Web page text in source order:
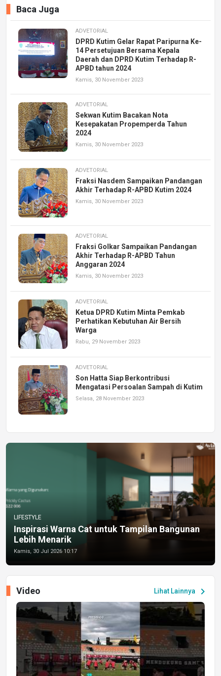
Baca Juga
ADVETORIAL
DPRD Kutim Gelar Rapat Paripurna Ke-
14 Persetujuan Bersama Kepala
Daerah dan DPRD Kutim Terhadap R-
APBD tahun 2024
Kamis, 30 November 2023
ADVETORIAL
Sekwan Kutim Bacakan Nota
Kesepakatan Propemperda Tahun
2024
Kamis, 30 November 2023
ADVETORIAL
Fraksi Nasdem Sampaikan Pandangan
Akhir Terhadap R-APBD Kutim 2024
Kamis, 30 November 2023
ADVETORIAL
Fraksi Golkar Sampaikan Pandangan
Akhir Terhadap R-APBD Tahun
Anggaran 2024
Kamis, 30 November 2023
ADVETORIAL
Ketua DPRD Kutim Minta Pemkab
Perhatikan Kebutuhan Air Bersih
Warga
Rabu, 29 November 2023
ADVETORIAL
Son Hatta Siap Berkontribusi
Mengatasi Persoalan Sampah di Kutim
Selasa, 28 November 2023
LIFESTYLE
Inspirasi Warna Cat untuk Tampilan Bangunan
Lebih Menarik
Kamis, 30 Jul 2026 10:17
Lihat Lainnya chevron_right
Video